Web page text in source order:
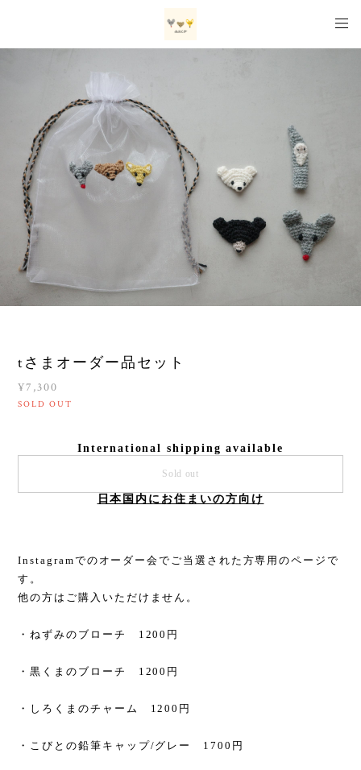
tさまオーダー品セット
¥7,300
SOLD OUT
International shipping available
Sold out
日本国内にお住まいの方向け
Instagramでのオーダー会でご当選された方専用のページで
す。
他の方はご購入いただけません。
・ねずみのブローチ 1200円
・黒くまのブローチ 1200円
・しろくまのチャーム 1200円
・こびとの鉛筆キャップ/グレー 1700円